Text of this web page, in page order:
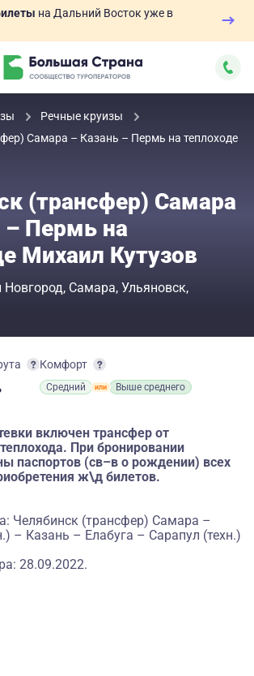
на Дальний Восток уже в
Речные круизы
Самара – Казань – Пермь на теплоходе
(трансфер) Самара
– Пермь на
Михаил Кутузов
Самара Ульяновск
Комфорт
Средний Выше среднего
включен трансфер от
При бронировании
паспортов (св–в о рождении) всех
ж\д билетов.
Челябинск (трансфер) Самара –
– Казань – Елабуга – Сарапул (техн.)
28.09.2022.